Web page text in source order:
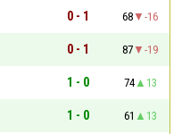
0 - 1 68
-16
0 - 1 87
-19
1 - 0 74
13
1 - 0 61
13